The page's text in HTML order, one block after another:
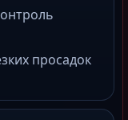
просадок